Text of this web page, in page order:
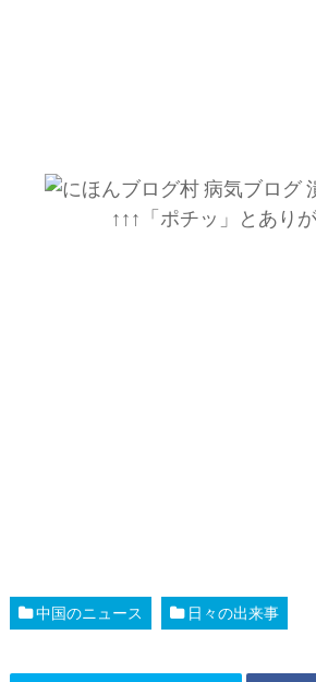
↑↑↑「ポチッ」とあり
中国のニュース 日々の出来事